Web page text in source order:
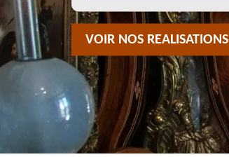
VOIR NOS REALISATIONS